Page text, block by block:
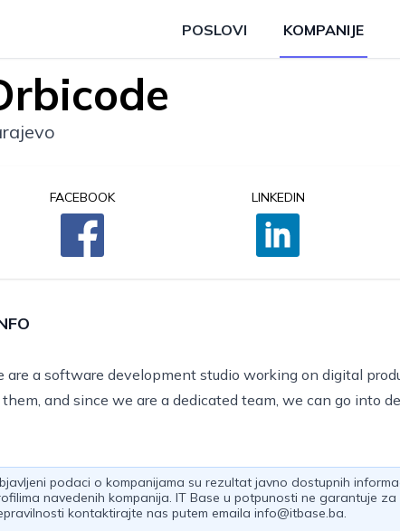
POSLOVI KOMPANIJE
FACEBOOK LINKEDIN
are a software development studio working on digital
and since we are a dedicated team, we can go into
podaci o kompanijama su rezultat javno dostupnih
navedenih kompanija. IT Base u potpunosti ne garantuje
kontaktirajte nas putem emaila info@itbase.ba.